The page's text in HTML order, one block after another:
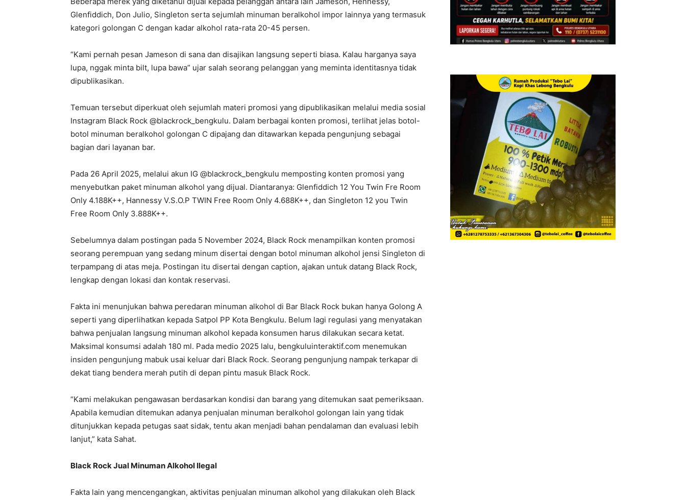
Glenfiddich, Don Julio, Singleton serta sejumlah minuman beralkohol impor lainnya yang termasuk
kategori golongan C dengan kadar alkohol rata-rata 20-45 persen.
“Kami pernah pesan Jameson di sana dan disajikan langsung seperti biasa. Kalau harganya saya
lupa, nggak minta bilt, lupa bawa” ujar salah seorang pelanggan yang meminta identitasnya tidak
dipublikasikan.
Temuan tersebut diperkuat oleh sejumlah materi promosi yang dipublikasikan melalui media sosial
Instagram Black Rock @blackrock_bengkulu. Dalam berbagai konten promosi, terlihat jelas botol-
botol minuman beralkohol golongan C dipajang dan ditawarkan kepada pengunjung sebagai
bagian dari layanan bar.
Pada 26 April 2025, melalui akun IG @blackrock_bengkulu memposting konten promosi yang
menyebutkan paket minuman alkohol yang dijual. Diantaranya: Glenfiddich 12 You Twin Fre Room
Only 4.188K++, Hannessy V.S.O.P TWIN Free Room Only 4.688K++, dan Singleton 12 you Twin
Free Room Only 3.888K++.
Sebelumnya dalam postingan pada 5 November 2024, Black Rock menampilkan konten promosi
seorang perempuan yang sedang minum disertai dengan botol minuman alkohol jensi Singleton di
terpampang di atas meja. Postingan itu disertai dengan caption, ajakan untuk datang Black Rock,
lengkap dengan lokasi dan kontak reservasi.
Fakta ini menunjukan bahwa peredaran minuman alkohol di Bar Black Rock bukan hanya Golong A
seperti yang diperlihatkan kepada Satpol PP Kota Bengkulu. Belum lagi regulasi yang menyatakan
bahwa penjualan langsung minuman alkohol kepada konsumen harus dilakukan secara ketat.
Maksimal konsumsi adalah 180 ml. Pada medio 2025 lalu, bengkuluinteraktif.com menemukan
insiden pengunjung mabuk usai keluar dari Black Rock. Seorang pengunjung nampak terkapar di
dekat tiang bendera merah putih di depan pintu masuk Black Rock.
“Kami melakukan pengawasan berdasarkan kondisi dan barang yang ditemukan saat pemeriksaan.
Apabila kemudian ditemukan adanya penjualan minuman beralkohol golongan lain yang tidak
ditunjukkan kepada petugas saat sidak, tentu akan menjadi bahan pendalaman dan evaluasi lebih
lanjut,” kata Sahat.
Black Rock Jual Minuman Alkohol Ilegal
Fakta lain yang mencengangkan, aktivitas penjualan minuman alkohol yang dilakukan oleh Black